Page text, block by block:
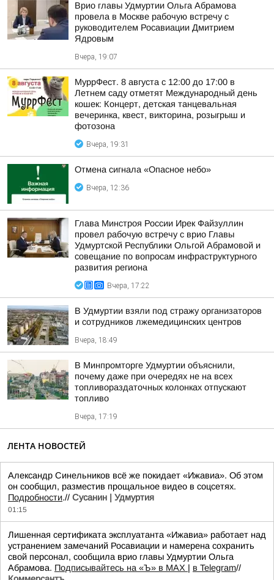
Врио главы Удмуртии Ольга Абрамова
провела в Москве рабочую встречу с
руководителем Росавиации Дмитрием
Ядровым
Вчера, 19:07
МуррФест. 8 августа с 12:00 до 17:00 в
Летнем саду отметят Международный день
кошек: Концерт, детская танцевальная
вечеринка, квест, викторина, розыгрыш и
фотозона
Вчера, 19:31
Отмена сигнала «Опасное небо»
Вчера, 12:36
Глава Минстроя России Ирек Файзуллин
провел рабочую встречу с врио Главы
Удмуртской Республики Ольгой Абрамовой и
совещание по вопросам инфраструктурного
развития региона
Вчера, 17:22
В Удмуртии взяли под стражу организаторов
и сотрудников лжемедицинских центров
Вчера, 18:49
В Минпромторге Удмуртии объяснили,
почему даже при очередях не на всех
топливораздаточных колонках отпускают
топливо
Вчера, 17:19
ЛЕНТА НОВОСТЕЙ
Александр Синельников всё же покидает «Ижавиа». Об этом
он сообщил, разместив прощальное видео в соцсетях.
Подробности.// Сусанин | Удмуртия
01:15
Лишенная сертификата эксплуатанта «Ижавиа» работает над
устранением замечаний Росавиации и намерена сохранить
свой персонал, сообщила врио главы Удмуртии Ольга
Абрамова. Подписывайтесь на «Ъ» в MAX | в Telegram//